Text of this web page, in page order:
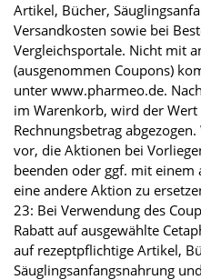
Artikel, Bücher,
Versandkosten sowie bei
Vergleichsportale. Nicht mit
(ausgenommen Coupons)
unter www.pharmeo.de.
im Warenkorb, wird der
Rechnungsbetrag
vor, die Aktionen bei
beenden oder ggf. mit einem
eine andere Aktion zu
23: Bei Verwendung des
Rabatt auf ausgewählte
auf rezeptpflichtige Artikel,
Säuglingsanfangsnahrung